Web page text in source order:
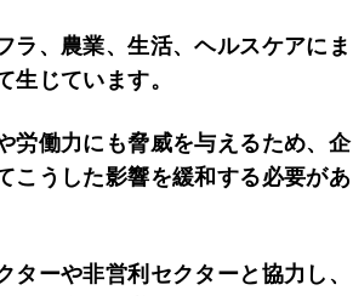
ラ、農業、生活、ヘルスケアにま
じています。
労働力にも脅威を与えるため、企
こうした影響を緩和する必要があ
ーや非営利セクターと協力し、